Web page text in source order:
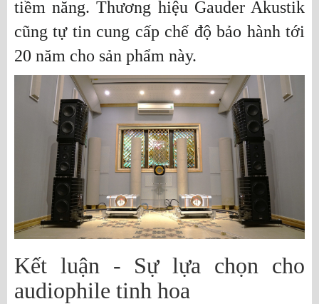
tiềm năng. Thương hiệu Gauder Akustik
cũng tự tin cung cấp chế độ bảo hành tới
20 năm cho sản phẩm này.
Kết luận - Sự lựa chọn cho
audiophile tinh hoa